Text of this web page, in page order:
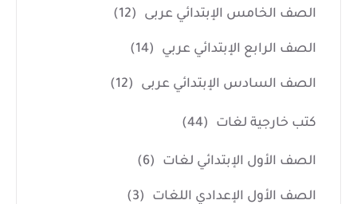
الصف الخامس الإبتدائي عربى (12)
الصف الرابع الإبتدائي عربي (14)
الصف السادس الإبتدائي عربى (12)
كتب خارجية لغات (44)
الصف الأول الإبتدائي لغات (6)
الصف الأول الإعدادي اللغات (3)